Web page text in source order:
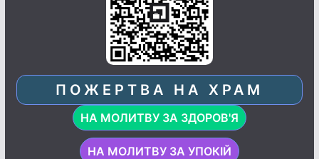
ПОЖЕРТВА НА ХРАМ
НА МОЛИТВУ ЗА ЗДОРОВ'Я
НА МОЛИТВУ ЗА УПОКІЙ